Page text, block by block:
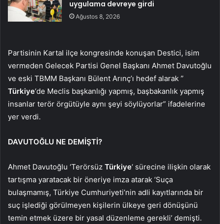
uygulama devreye girdi
Ağustos 8, 2026
Partisinin Kartal ilçe kongresinde konuşan Destici, isim
vermeden Gelecek Partisi Genel Başkanı Ahmet Davutoğlu
ve eski TBMM Başkanı Bülent Arınç’ı hedef alarak ”
Türkiye‘de Meclis başkanlığı yapmış, başbakanlık yapmış
insanlar terör örgütüyle aynı şeyi söylüyorlar” ifadelerine
yer verdi.
DAVUTOĞLU NE DEMİŞTİ?
Ahmet Davutoğlu ‘Terörsüz Türkiye‘ sürecine ilişkin olarak
tartışma yaratacak bir öneriye imza atarak ‘Suça
bulaşmamış, Türkiye Cumhuriyeti’nin adli kayıtlarında bir
suç işlediği görülmeyen kişilerin ülkeye geri dönüşünü
temin etmek üzere bir yasal düzenleme gerekli’ demişti.